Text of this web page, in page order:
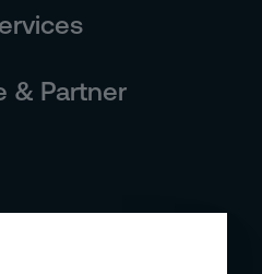
& Partner